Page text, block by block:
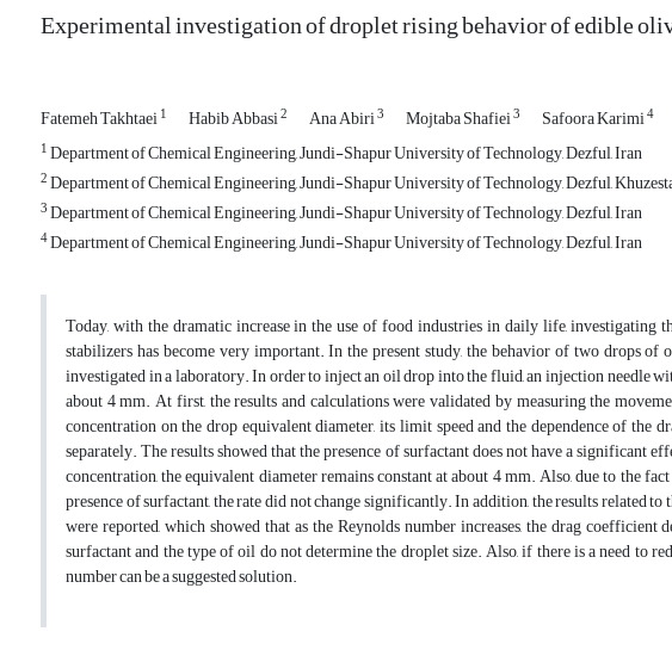
Experimental investigation of droplet rising behavior of edible
Fatemeh Takhtaei1 Habib Abbasi2 Ana Abiri3 Mojtaba Shafiei3 Safoora Karimi4
1Department of Chemical Engineering, Jundi-Shapur University of Technology, Dezful, Iran
2Department of Chemical Engineering, Jundi-Shapur University of Technology, Dezful,
3Department of Chemical Engineering, Jundi-Shapur University of Technology, Dezful, Iran
4Department of Chemical Engineering, Jundi-Shapur University of Technology, Dezful, Iran
Today, with the dramatic increase in the use of food industries in daily life,
stabilizers has become very important. In the present study, the behavior of two drops
investigated in a laboratory. In order to inject an oil drop into the fluid, an injection needle
about 4 mm. At first, the results and calculations were validated by measuring the
concentration on the drop equivalent diameter, its limit speed and the dependence of
separately. The results showed that the presence of surfactant does not have a significant
concentration, the equivalent diameter remains constant at about 4 mm. Also, due to the
presence of surfactant, the rate did not change significantly. In addition, the results related
were reported, which showed that as the Reynolds number increases, the drag
surfactant and the type of oil do not determine the droplet size. Also, if there is a need to
number can be a suggested solution.